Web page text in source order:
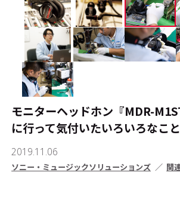
運営会社 プライバシー
本サイトご利用にあたって
モニターヘッドホン『MDR-
に行って気付いたいろいろなこと
2019.11.06
ソニー・ミュージックソリューションズ 関